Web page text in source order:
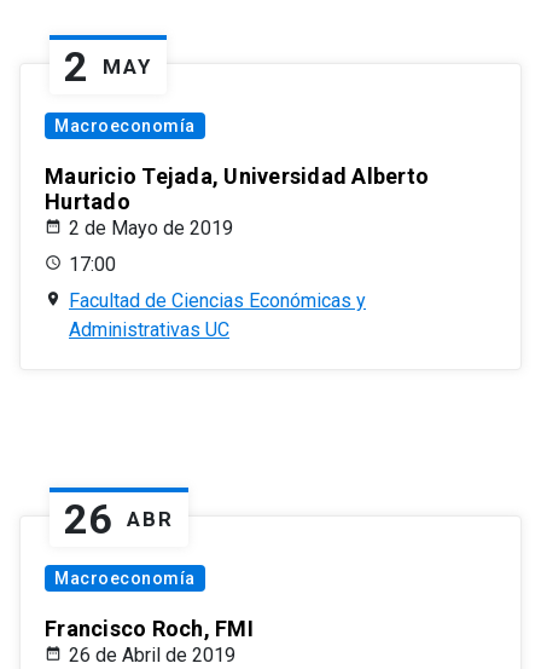
2 MAY
Macroeconomía
Mauricio Tejada, Universidad Alberto
Hurtado
2 de Mayo de 2019
17:00
Facultad de Ciencias Económicas y
Administrativas UC
26 ABR
Macroeconomía
Francisco Roch, FMI
26 de Abril de 2019